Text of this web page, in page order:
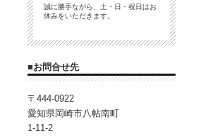
誠に勝手ながら、土・日・祝日はお
休みをいただきます。
■お問合せ先
〒444-0922
愛知県岡崎市八帖南町
1-11-2